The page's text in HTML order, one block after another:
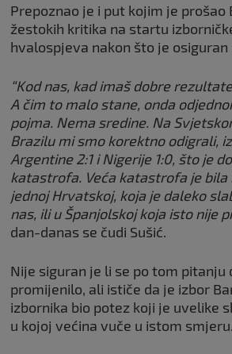
Prepoznao je i put kojim je prošao
žestokih kritika na startu
hvalospjeva nakon što je osiguran
“Kod nas, kad imaš dobre
A čim to malo stane, onda
pojma. Nema sredine. Na
Brazilu mi smo korektno odigrali,
Argentine 2:1 i Nigerije 1:0, što je
katastrofa. Veća katastrofa je bila
jednoj Hrvatskoj, koja je daleko
nas, ili u Španjolskoj koja isto nije
dan-danas se čudi Sušić.
Nije siguran je li se po tom pitanju
promijenilo, ali ističe da je izbor
izbornika bio potez koji je uvelike
u kojoj većina vuče u istom smjeru.